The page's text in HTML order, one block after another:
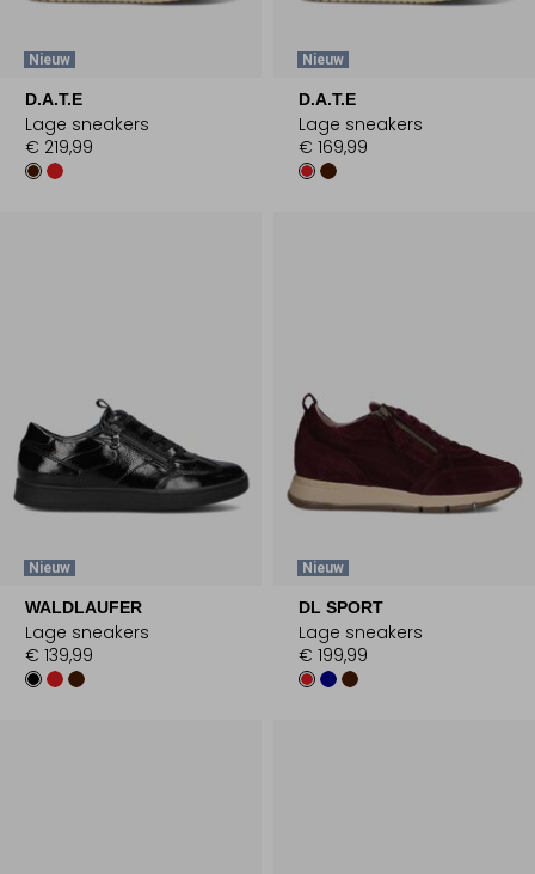
Nieuw
D.A.T.E
Lage sneakers
€ 219,99
Nieuw
D.A.T.E
Lage sneakers
€ 169,99
Nieuw
WALDLAUFER
Lage sneakers
€ 139,99
Nieuw
DL SPORT
Lage sneakers
€ 199,99